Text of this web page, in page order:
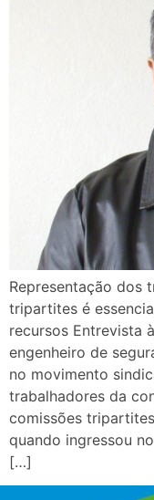
Representação dos
tripartites é
recursos Entrevista
engenheiro de
no movimento
trabalhadores da
comissões
quando ingressou
[…]